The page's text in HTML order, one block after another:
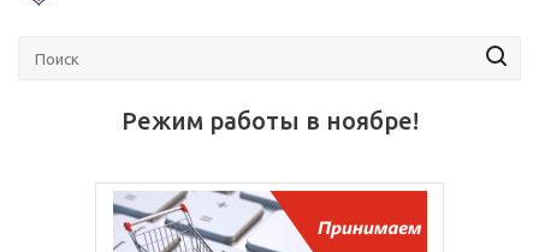
Режим работы в ноябре!